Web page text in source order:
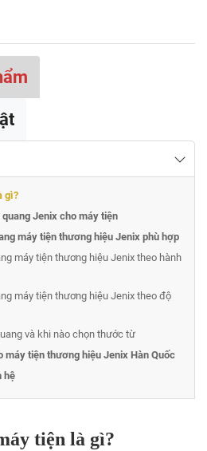
gì?
Jenix cho máy tiện
máy tiện thương hiệu Jenix phù hợp
máy tiện thương hiệu Jenix theo hành
máy tiện thương hiệu Jenix theo độ
và khi nào chọn thước từ
máy tiện thương hiệu Jenix Hàn Quốc
hệ
tiện là gì?